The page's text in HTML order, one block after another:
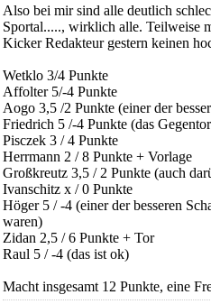
Also bei mir sind alle deutlich
Sportal....., wirklich alle. Teilweise
Kicker Redakteur gestern keinen
Wetklo 3/4 Punkte
Affolter 5/-4 Punkte
Aogo 3,5 /2 Punkte (einer der
Friedrich 5 /-4 Punkte (das
Pisczek 3 / 4 Punkte
Herrmann 2 / 8 Punkte + Vorlage
Großkreutz 3,5 / 2 Punkte (auch
Ivanschitz x / 0 Punkte
Höger 5 / -4 (einer der besseren
waren)
Zidan 2,5 / 6 Punkte + Tor
Raul 5 / -4 (das ist ok)
Macht insgesamt 12 Punkte, eine